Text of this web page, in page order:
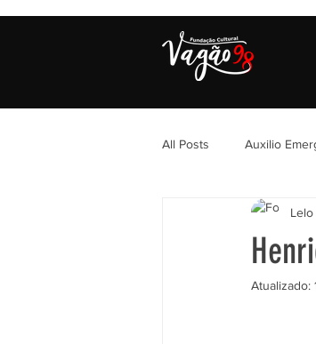
All Posts Auxilio
Atualizado: